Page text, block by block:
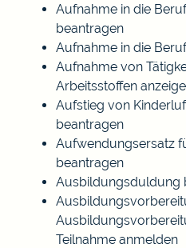
Aufnahme in die
beantragen
Aufnahme in die
Aufnahme von
Arbeitsstoffen
Aufstieg von
beantragen
Aufwendungsersatz
beantragen
Ausbildungsduldung
Teilnahme anmelden